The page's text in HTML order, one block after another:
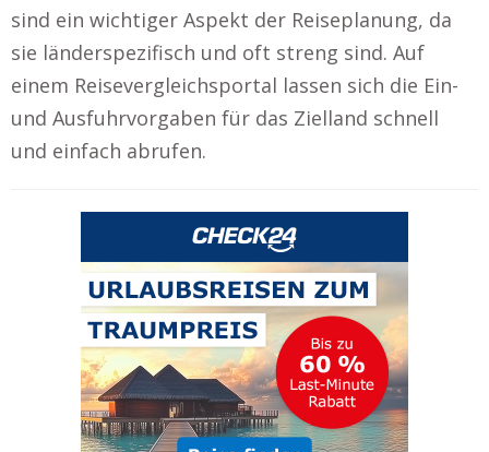
sind ein wichtiger Aspekt der Reiseplanung, da
sie länderspezifisch und oft streng sind. Auf
einem Reisevergleichsportal lassen sich die Ein-
und Ausfuhrvorgaben für das Zielland schnell
und einfach abrufen.